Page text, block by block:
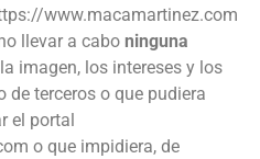
www.macamartinez.com
llevar a cabo ninguna
imagen, los intereses y los
de terceros o que pudiera
el portal
o que impidiera, de